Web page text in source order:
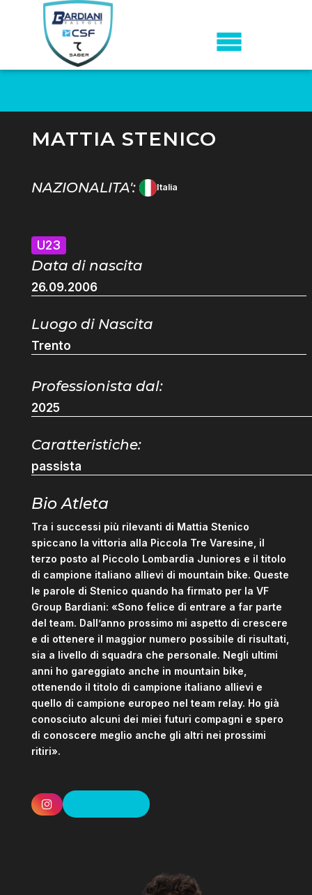
MATTIA STENICO
NAZIONALITA': Italia
U23
Data di nascita
26.09.2006
Luogo di Nascita
Trento
Professionista dal:
2025
Caratteristiche:
passista
Bio Atleta
Tra i successi più rilevanti di Mattia Stenico
spiccano la vittoria alla Piccola Tre Varesine, il
terzo posto al Piccolo Lombardia Juniores e il titolo
di campione italiano allievi di mountain bike. Queste
le parole di Stenico quando ha firmato per la VF
Group Bardiani: «Sono felice di entrare a far parte
del team. Dall’anno prossimo mi aspetto di crescere
e di ottenere il maggior numero possibile di risultati,
sia a livello di squadra che personale. Negli ultimi
anni ho gareggiato anche in mountain bike,
ottenendo il titolo di campione italiano allievi e
quello di campione europeo nel team relay. Ho già
conosciuto alcuni dei miei futuri compagni e spero
di conoscere meglio anche gli altri nei prossimi
ritiri».
Instagram